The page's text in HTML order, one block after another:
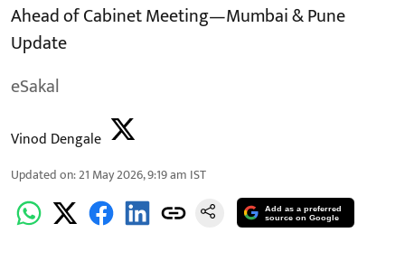
Ahead of Cabinet Meeting—Mumbai & Pune
Update
eSakal
Vinod Dengale
Updated on:21 May 2026, 9:19 am IST
Add as a preferred
source on Google